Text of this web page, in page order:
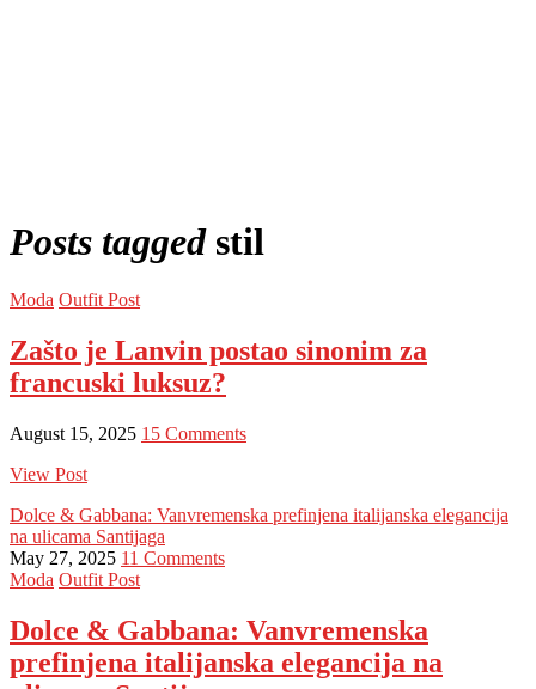
Posts tagged stil
Moda Outfit Post
Zašto je Lanvin postao sinonim za
francuski luksuz?
August 15, 2025 15 Comments
View Post
Dolce & Gabbana: Vanvremenska prefinjena italijanska elegancija
na ulicama Santijaga
May 27, 2025 11 Comments
Moda Outfit Post
Dolce & Gabbana: Vanvremenska
prefinjena italijanska elegancija na